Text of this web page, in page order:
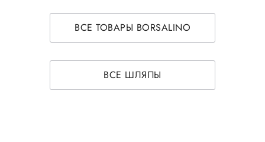
ВСЕ ТОВАРЫ BORSALINO
ВСЕ ШЛЯПЫ